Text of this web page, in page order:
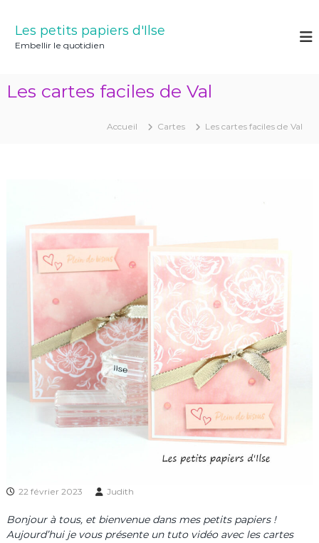
Les petits papiers d'Ilse
Embellir le quotidien
Les cartes faciles de Val
Accueil Cartes Les cartes faciles de Val
22 février 2023 Judith
Bonjour à tous, et bienvenue dans mes petits papiers !
Aujourd’hui je vous présente un tuto vidéo avec les cartes